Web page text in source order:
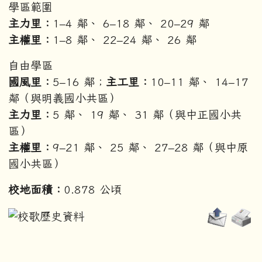
學區範圍
主力里： 1–4 鄰、 6–18 鄰、 20–29 鄰
主權里： 1–8 鄰、 22–24 鄰、 26 鄰
自由學區
國風里： 5–16 鄰； 主工里： 10–11 鄰、 14–17
鄰（與明義國小共區）
主力里： 5 鄰、 19 鄰、 31 鄰（與中正國小共
區）
主權里： 9–21 鄰、 25 鄰、 27–28 鄰（與中原
國小共區）
校地面積： 0.878 公頃